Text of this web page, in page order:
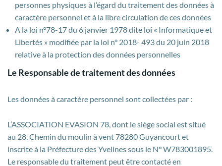
personnes physiques à l’égard du traitement des données à
caractère personnel et à la libre circulation de ces données
A la loi n°78-17 du 6 janvier 1978 dite loi « Informatique et
Libertés » modifiée par la loi n° 2018- 493 du 20 juin 2018
relative à la protection des données personnelles
Le Responsable de traitement des données
Les données à caractère personnel sont collectées par :
L’ASSOCIATION EVASION 78, dont le siège social est situé
au 28, Chemin du moulin à vent 78280 Guyancourt et
inscrite à la Préfecture des Yvelines sous le N° W783001895.
Le responsable du traitement peut être contacté en